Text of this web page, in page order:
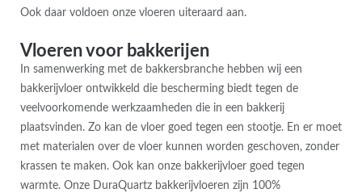
Ook daar voldoen onze vloeren uiteraard aan.
Vloeren voor bakkerijen
In samenwerking met de bakkersbranche hebben wij een
bakkerijvloer ontwikkeld die bescherming biedt tegen de
veelvoorkomende werkzaamheden die in een bakkerij
plaatsvinden. Zo kan de vloer goed tegen een stootje. En er moet
met materialen over de vloer kunnen worden geschoven, zonder
krassen te maken. Ook kan onze bakkerijvloer goed tegen
warmte. Onze DuraQuartz bakkerijvloeren zijn 100%